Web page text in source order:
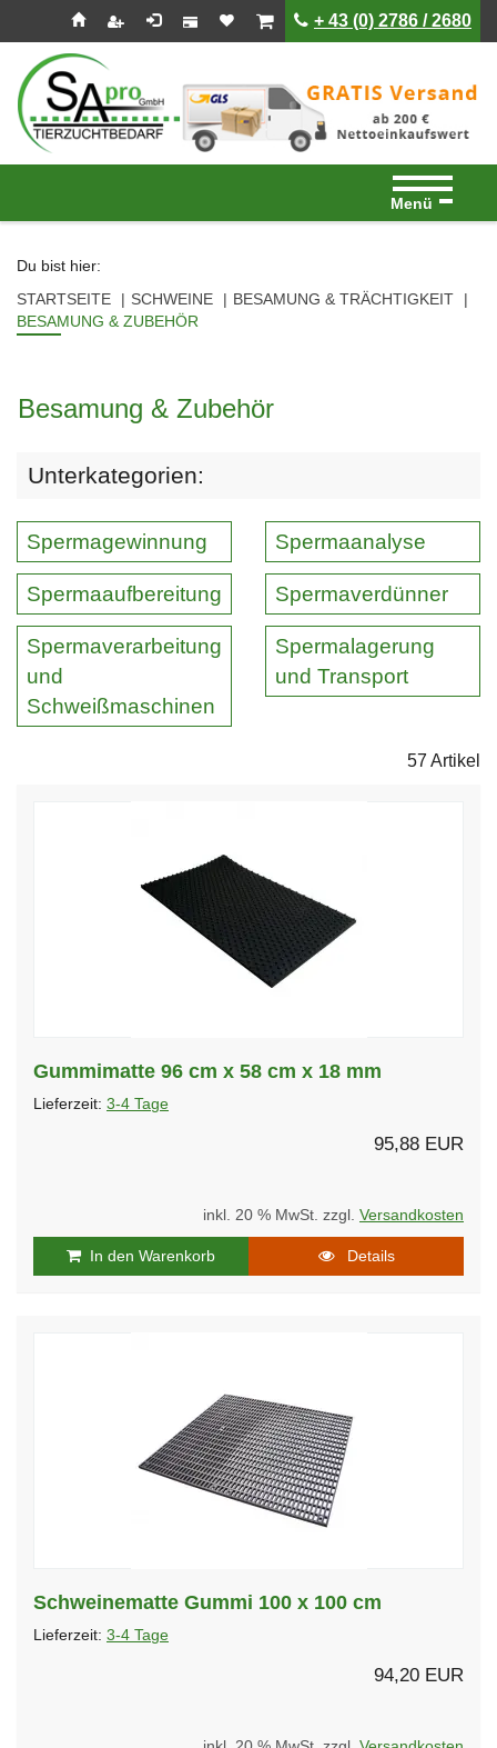
Seitenebreiche:
ist leerist leer+ 43 (0) 2786 / 2680
Menü
Du bist hier:
STARTSEITE
SCHWEINE
BESAMUNG & TRÄCHTIGKEIT
BESAMUNG & ZUBEHÖR
Besamung & Zubehör
Unterkategorien:
Spermagewinnung Spermaanalyse
Spermaaufbereitung Spermaverdünner
Spermaverarbeitung
und
Schweißmaschinen
Spermalagerung
und Transport
57 Artikel
Gummimatte 96 cm x 58 cm x 18 mm
Lieferzeit: 3-4 Tage
95,88 EUR
inkl. 20 % MwSt. zzgl. Versandkosten
In den Warenkorb Details
Schweinematte Gummi 100 x 100 cm
Lieferzeit: 3-4 Tage
94,20 EUR